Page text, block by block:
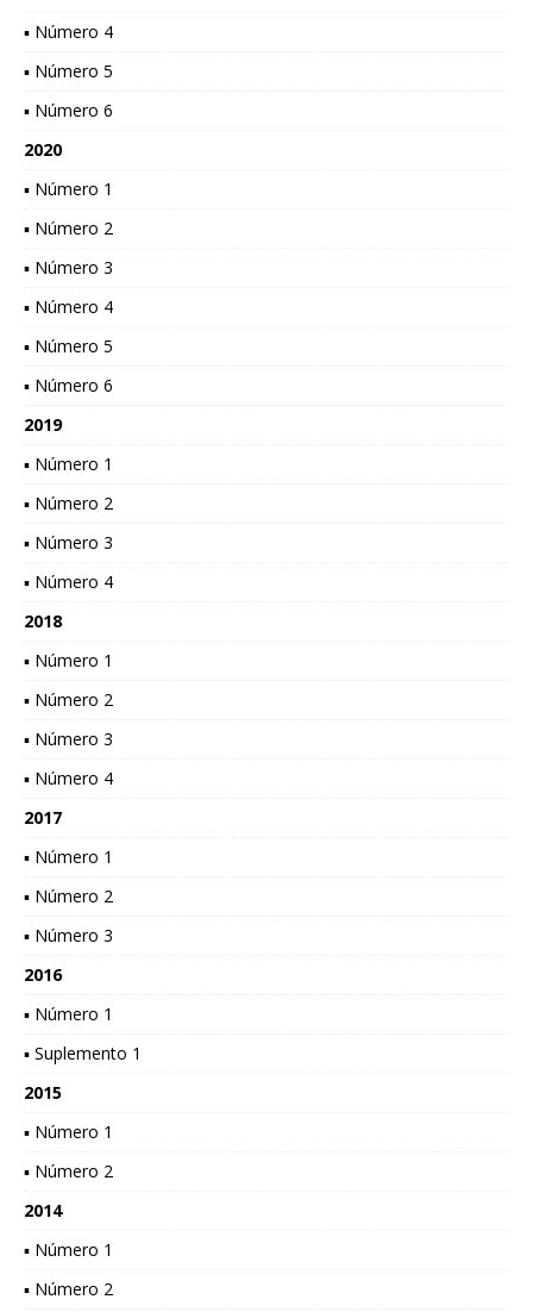
▪ Número 4
▪ Número 5
▪ Número 6
2020
▪ Número 1
▪ Número 2
▪ Número 3
▪ Número 4
▪ Número 5
▪ Número 6
2019
▪ Número 1
▪ Número 2
▪ Número 3
▪ Número 4
2018
▪ Número 1
▪ Número 2
▪ Número 3
▪ Número 4
2017
▪ Número 1
▪ Número 2
▪ Número 3
2016
▪ Número 1
▪ Suplemento 1
2015
▪ Número 1
▪ Número 2
2014
▪ Número 1
▪ Número 2